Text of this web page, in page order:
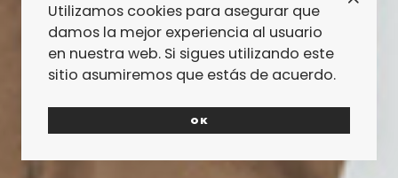
Utilizamos cookies para asegurar que
damos la mejor experiencia al usuario
en nuestra web. Si sigues utilizando este
sitio asumiremos que estás de acuerdo.
OK